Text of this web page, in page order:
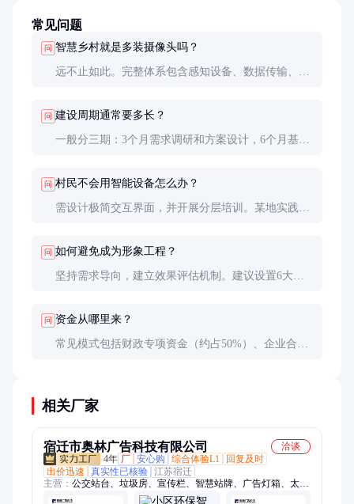
常见问题
问 智慧乡村就是多装摄像头吗？
远不止如此。完整体系包含感知设备、数据传输、数
新。
问 建设周期通常要多长？
一般分三期：3个月需求调研和方案设计，6个月基础
问 村民不会用智能设备怎么办？
需设计极简交互界面，并开展分层培训。某地实践表
挂号）切入。
问 如何避免成为形象工程？
坚持需求导向，建立效果评估机制。建议设置6大核
覆盖率。
问 资金从哪里来？
常见模式包括财政专项资金（约占50%）、企业合作
相关厂家
宿迁市奥林广告科技有限公司
洽谈
4年 厂 安心购 综合体验L1
回复及时
出价迅速
真实性已核验 江苏宿迁
主营： 公交站台、垃圾房、宣传栏、智慧站牌、广告灯箱、太空
舱民宿